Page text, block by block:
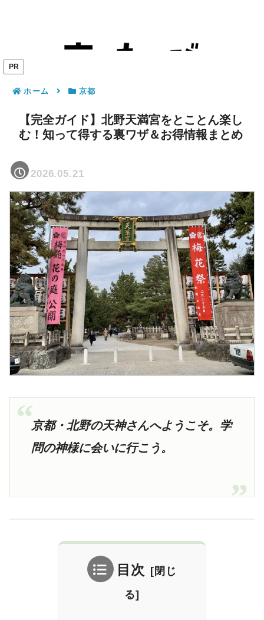
PR
ホーム 京都
【完全ガイド】北野天満宮をとことん楽し
む！知って得する裏ワザ＆お得情報まとめ
2026.05.21
京都・北野の天神さんへようこそ。学
問の神様に会いに行こう。
目次